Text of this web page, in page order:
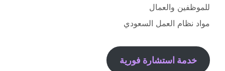
للموظفين والعمال
مواد نظام العمل السعودي
خدمة استشارة فورية